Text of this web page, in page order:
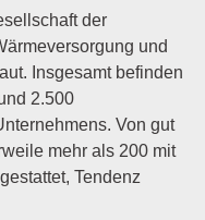
der
und
Insgesamt befinden
2.500
Von gut
mehr als 200 mit
Tendenz